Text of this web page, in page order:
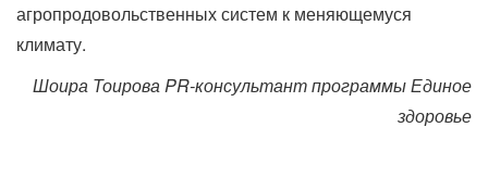
агропродовольственных систем к меняющемуся
климату.
Шоира ТоироваPR-консультант программы Единое
здоровье